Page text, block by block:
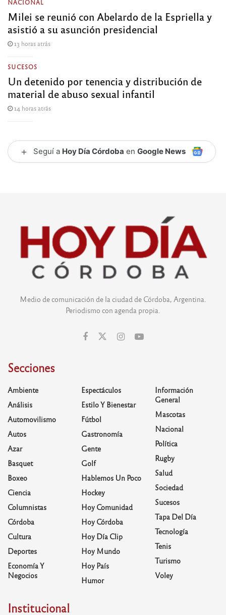
NACIONAL
Milei se reunió con Abelardo de la Espriella y
asistió a su asunción presidencial
13 horas atrás
SUCESOS
Un detenido por tenencia y distribución de
material de abuso sexual infantil
14 horas atrás
+ Seguí a Hoy Día Córdoba en Google News
Medio de comunicación de la ciudad de Córdoba, Argentina.
Periodismo con agenda propia.
Secciones
Ambiente
Análisis
Automovilismo
Autos
Azar
Basquet
Boxeo
Ciencia
Columnistas
Córdoba
Cultura
Deportes
Economía Y
Negocios
Espectáculos
Estilo Y Bienestar
Fútbol
Gastronomía
Gente
Golf
Hablemos Un Poco
Hockey
Hoy Comunidad
Hoy Córdoba
Hoy Día Clip
Hoy Mundo
Hoy País
Humor
Información
General
Mascotas
Nacional
Política
Rugby
Salud
Sociedad
Sucesos
Tapa Del Día
Tecnología
Tenis
Turismo
Voley
Institucional